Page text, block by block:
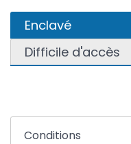
Enclavé
Difficile d'accès
Conditions